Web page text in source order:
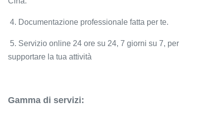
4. Documentazione professionale fatta per te.
5. Servizio online 24 ore su 24, 7 giorni su 7, per
supportare la tua attività
Gamma di servizi: